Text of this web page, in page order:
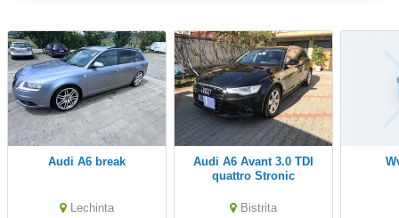
Audi A6 break
Lechinta
Audi A6 Avant 3.0 TDI
quattro Stronic
Bistrita